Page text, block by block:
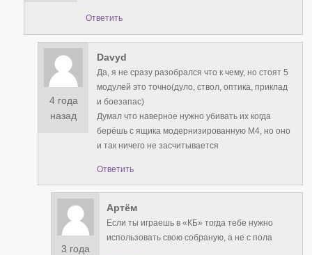
Ответить
4 года
назад
Davyd
Да, я не сразу разобрался что к чему, но стоят 5
модулей это точно(дуло, ствол, оптика, приклад
и боезапас)
Думал что наверное нужно убивать их когда
берёшь с ящика модернизированную М4, но оно
и так ничего не засчитывается
Ответить
3 года
Артём
Если ты играешь в «КБ» тогда тебе нужно
использовать свою собраную, а не с пола